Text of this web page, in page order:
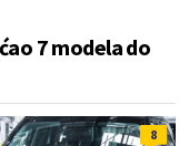
7 modela do
8